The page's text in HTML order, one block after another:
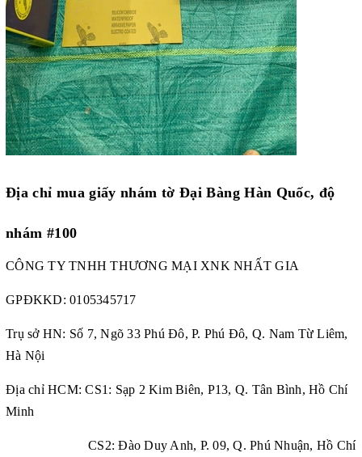
Địa chỉ mua giấy nhám tờ Đại Bàng Hàn Quốc, độ
nhám #100
CÔNG TY TNHH THƯƠNG MẠI XNK NHẤT GIA
GPĐKKD: 0105345717
Trụ sở HN: Số 7, Ngõ 33 Phú Đô, P. Phú Đô, Q. Nam Từ Liêm,
Hà Nội
Địa chỉ HCM: CS1: Sạp 2 Kim Biên, P13, Q. Tân Bình, Hồ Chí
Minh
CS2: Đào Duy Anh, P. 09, Q. Phú Nhuận, Hồ Chí